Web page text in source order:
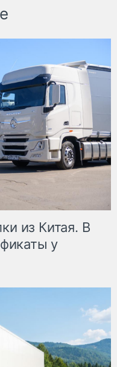
из Китая. В
у